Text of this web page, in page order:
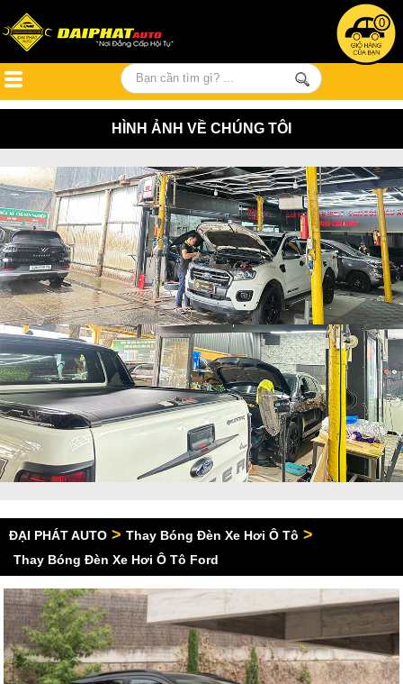
0
HÌNH ẢNH VỀ CHÚNG TÔI
ĐẠI PHÁT AUTO > Thay Bóng Đèn Xe Hơi Ô Tô >
Thay Bóng Đèn Xe Hơi Ô Tô Ford